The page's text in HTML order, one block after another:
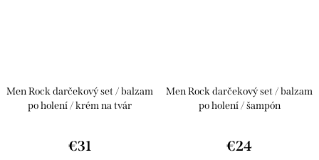
Men Rock darčekový set / balzam
po holení / krém na tvár
€31
Men Rock darčekový set / balzam
po holení / šampón
€24